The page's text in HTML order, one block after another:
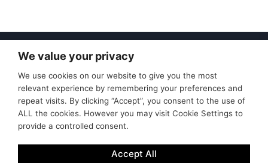
diversión. Además, estaré
información sobre la flora y
cultura, enriqueciendo tu
experiencia aún más. ¡Os
espero a bordo!
Excursiones
Condiciones de anulación
Política de privacidad
Condiciones de uso
Contacte con nosotros
We value your privacy
We use cookies on our website to give you the most
relevant experience by remembering your preferences and
repeat visits. By clicking “Accept”, you consent to the use of
ALL the cookies. However you may visit Cookie Settings to
provide a controlled consent.
Accept All